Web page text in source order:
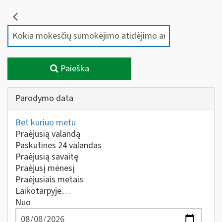
Paieška
Parodymo data
Bet kuriuo metu
Praėjusią valandą
Paskutines 24 valandas
Praėjusią savaitę
Praėjusį mėnesį
Praėjusiais metais
Laikotarpyje…
Nuo